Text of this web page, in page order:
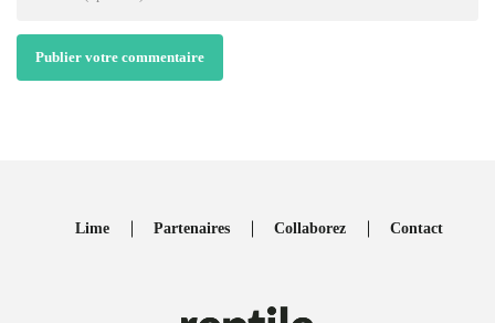
Publier votre commentaire
Lime Partenaires Collaborez Contact